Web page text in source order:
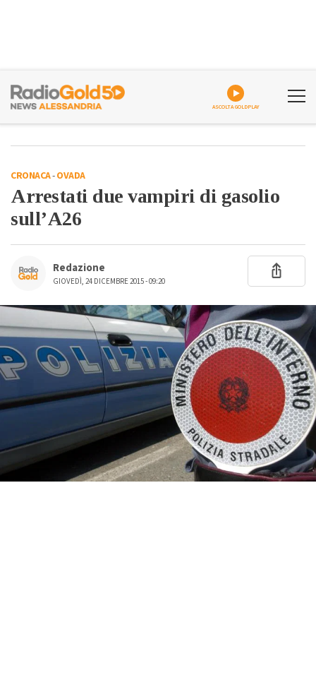
ASCOLTA GOLDPLAY
CRONACA-OVADA
Arrestati due vampiri di gasolio
sull’A26
Redazione
GIOVEDÌ, 24 DICEMBRE 2015 - 09:20